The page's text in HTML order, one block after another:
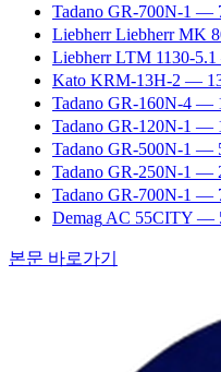
Tadano GR-700N-1 —
Liebherr Liebherr MK
Liebherr LTM 1130-5.1
Kato KRM-13H-2 —
Tadano GR-160N-4 —
Tadano GR-120N-1 —
Tadano GR-500N-1 —
Tadano GR-250N-1 —
Tadano GR-700N-1 —
Demag AC 55CITY —
본문 바로가기